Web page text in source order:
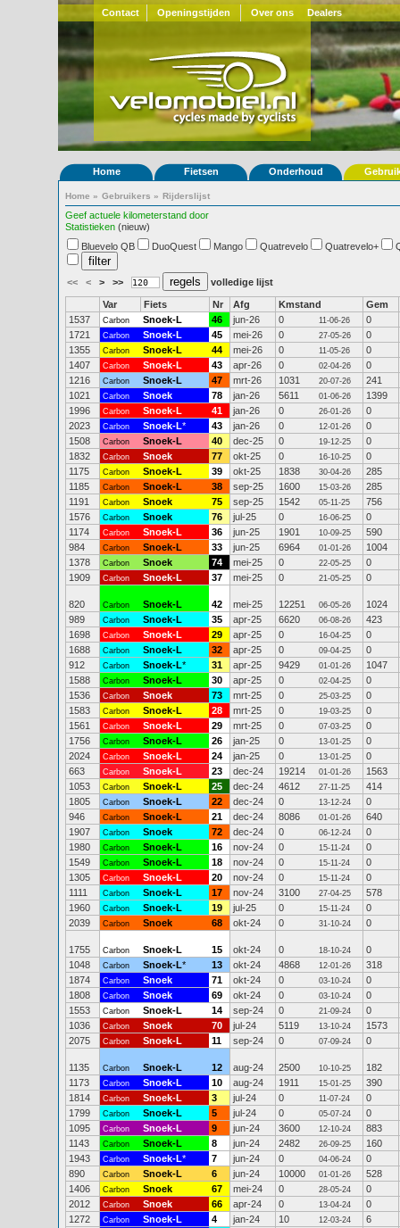
Contact Openingstijden Over ons Dealers
Home Fietsen Onderhoud
Home » Gebruikers » Rijderslijst
Geef actuele kilometerstand door
Statistieken (nieuw)
Bluevelo QB
DuoQuest Mango Quatrevelo Quatrevelo+
<< < > >> volledige lijst
Var Fiets Nr Afg Kmstand
Gem
1537
Carbon Snoek-L 46 jun-26 0 11-06-26
0
1721
Carbon Snoek-L 45 mei-26 0 27-05-26
0
1355
Carbon Snoek-L 44 mei-26 0 11-05-26
0
1407
Carbon Snoek-L 43 apr-26 0 02-04-26
0
1216
Carbon Snoek-L 47 mrt-26 1031 20-07-26
241
1021
Carbon Snoek 78 jan-26 5611 01-06-26
1399
1996
Carbon Snoek-L 41 jan-26 0 26-01-26
0
2023
Carbon Snoek-L* 43 jan-26 0 12-01-26
0
1508
Carbon Snoek-L 40 dec-25 0 19-12-25
0
1832
Carbon Snoek 77 okt-25 0 16-10-25
0
1175
Carbon Snoek-L 39 okt-25 1838 30-04-26
285
1185
Carbon Snoek-L 38 sep-25 1600 15-03-26
285
1191
Carbon Snoek 75 sep-25 1542 05-11-25
756
1576
Carbon Snoek 76 jul-25 0 16-06-25
0
1174
Carbon Snoek-L 36 jun-25 1901 10-09-25
590
984
Carbon Snoek-L 33 jun-25 6964 01-01-26
1004
1378
Carbon Snoek 74 mei-25 0 22-05-25
0
1909
Carbon Snoek-L 37 mei-25 0 21-05-25 0
820 Carbon Snoek-L 42 mei-25 12251 06-05-26
1024
989
Carbon Snoek-L 35 apr-25 6620 06-08-26
423
1698
Carbon Snoek-L 29 apr-25 0 16-04-25
0
1688
Carbon Snoek-L 32 apr-25 0 09-04-25
0
912
Carbon Snoek-L* 31 apr-25 9429 01-01-26
1047
1588
Carbon Snoek-L 30 apr-25 0 02-04-25
0
1536
Carbon Snoek 73 mrt-25 0 25-03-25
0
1583
Carbon Snoek-L 28 mrt-25 0 19-03-25
0
1561
Carbon Snoek-L 29 mrt-25 0 07-03-25
0
1756
Carbon Snoek-L 26 jan-25 0 13-01-25
0
2024
Carbon Snoek-L 24 jan-25 0 13-01-25
0
663
Carbon Snoek-L 23 dec-24 19214 01-01-26
1563
1053
Carbon Snoek-L 25 dec-24 4612 27-11-25
414
1805
Carbon Snoek-L 22 dec-24 0 13-12-24
0
946
Carbon Snoek-L 21 dec-24 8086 01-01-26
640
1907
Carbon Snoek 72 dec-24 0 06-12-24
0
1980
Carbon Snoek-L 16 nov-24 0 15-11-24
0
1549
Carbon Snoek-L 18 nov-24 0 15-11-24
0
1305
Carbon Snoek-L 20 nov-24 0 15-11-24
0
1111
Carbon Snoek-L 17 nov-24 3100 27-04-25
578
1960
Carbon Snoek-L 19 jul-25 0 15-11-24
0
2039
Carbon Snoek 68 okt-24 0 31-10-24 0
1755 Carbon Snoek-L 15 okt-24 0 18-10-24
0
1048
Carbon Snoek-L* 13 okt-24 4868 12-01-26
318
1874
Carbon Snoek 71 okt-24 0 03-10-24
0
1808
Carbon Snoek 69 okt-24 0 03-10-24
0
1553
Carbon Snoek-L 14 sep-24 0 21-09-24
0
1036
Carbon Snoek 70 jul-24 5119 13-10-24
1573
2075
Carbon Snoek-L 11 sep-24 0 07-09-24 0
1135 Carbon Snoek-L 12 aug-24 2500 10-10-25
182
1173
Carbon Snoek-L 10 aug-24 1911 15-01-25
390
1814
Carbon Snoek-L 3 jul-24 0 11-07-24
0
1799
Carbon Snoek-L 5 jul-24 0 05-07-24
0
1095
Carbon Snoek-L 9 jun-24 3600 12-10-24
883
1143
Carbon Snoek-L 8 jun-24 2482 26-09-25
160
1943
Carbon Snoek-L* 7 jun-24 0 04-06-24
0
890
Carbon Snoek-L 6 jun-24 10000 01-01-26
528
1406
Carbon Snoek 67 mei-24 0 28-05-24
0
2012
Carbon Snoek 66 apr-24 0 13-04-24
0
1272
Carbon Snoek-L 4 jan-24 10 12-03-24
6